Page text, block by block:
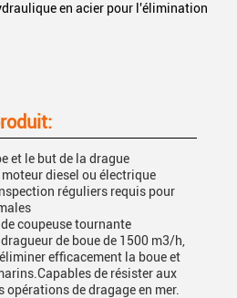
en acier pour l'élimination
et le but de la drague
diesel ou électrique
réguliers requis pour
coupeuse tournante
de boue de 1500 m3/h,
efficacement la boue et
de résister aux
de dragage en mer.